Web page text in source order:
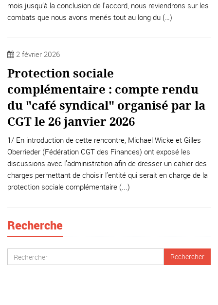
mois jusqu’à la conclusion de l’accord, nous reviendrons sur les
combats que nous avons menés tout au long du (…)
2 février 2026
Protection sociale
complémentaire : compte rendu
du "café syndical" organisé par la
CGT le 26 janvier 2026
1/ En introduction de cette rencontre, Michael Wicke et Gilles
Oberrieder (Fédération CGT des Finances) ont exposé les
discussions avec l’administration afin de dresser un cahier des
charges permettant de choisir l’entité qui serait en charge de la
protection sociale complémentaire (...)
Recherche